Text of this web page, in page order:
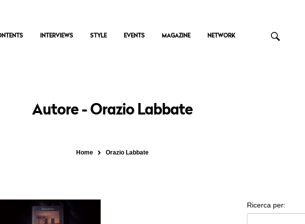
INTERVIEWS STYLE EVENTS MAGAZINE NETWORK
Autore - Orazio Labbate
Home Orazio Labbate
Ricerca per: